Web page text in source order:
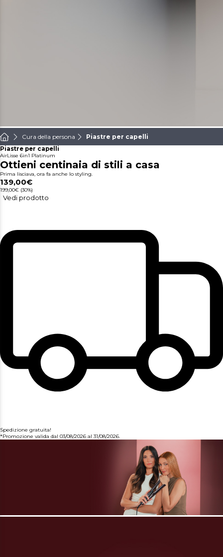
Cura della persona Piastre per capelli
Piastre per capelli
AirLisse 6in1 Platinum
Ottieni centinaia di stili a casa
Prima lisciava, ora fa anche lo styling.
139,00€
199,00€ (30%)
Vedi prodotto
Spedizione gratuita!
*Promozione valida dal 03/08/2026 al 31/08/2026.